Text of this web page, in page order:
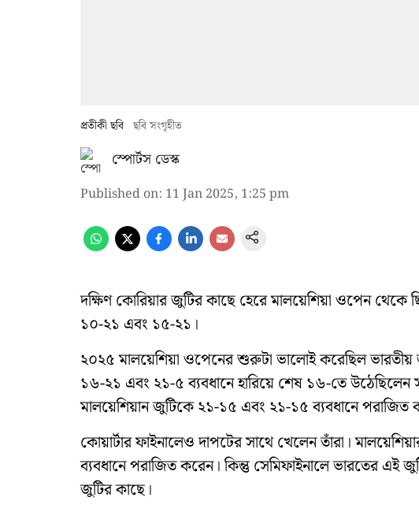
প্রতীকী ছবি ছবি সংগৃহীত
স্পোর্টস ডেস্ক
Published on: 11 Jan 2025, 1:25 pm
দক্ষিণ কোরিয়ার জুটির কাছে হেরে মালয়েশিয়া ওপেন থেকে
১০-২১ এবং ১৫-২১।
২০২৫ মালয়েশিয়া ওপেনের শুরুটা ভালোই করেছিল
১৬-২১ এবং ২১-৫ ব্যবধানে হারিয়ে শেষ ১৬-তে উঠেছিলেন
মালয়েশিয়ান জুটিকে ২১-১৫ এবং ২১-১৫ ব্যবধানে পরাজিত
কোয়ার্টার ফাইনালেও দাপটের সাথে খেলেন তাঁরা।
ব্যবধানে পরাজিত করেন। কিন্তু সেমিফাইনালে ভারতের এই
জুটির কাছে।